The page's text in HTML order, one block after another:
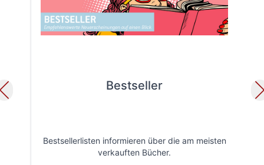
Bestseller
Bestsellerlisten informieren über die am meisten
verkauften Bücher.